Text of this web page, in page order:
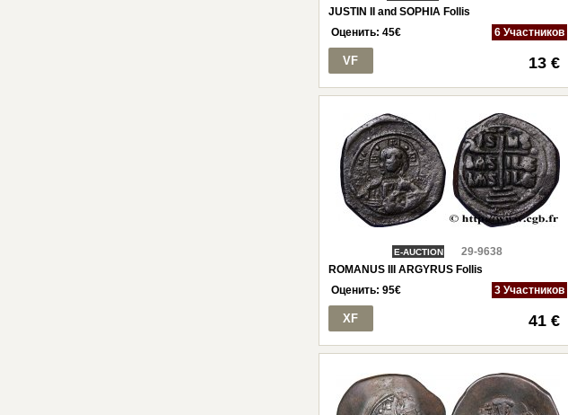
JUSTIN II and SOPHIA Follis
Оценить:45€ 6 Участников
VF 13 €
E-AUCTION
29-9638
ROMANUS III ARGYRUS Follis
Оценить:95€ 3 Участников
XF 41 €